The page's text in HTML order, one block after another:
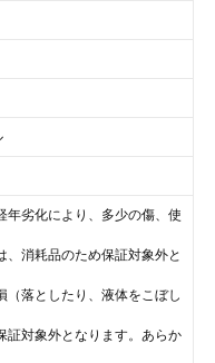
劣化により、多少の傷、使
消耗品のため保証対象外と
落としたり、液体をこぼし
対象外となります。あらか